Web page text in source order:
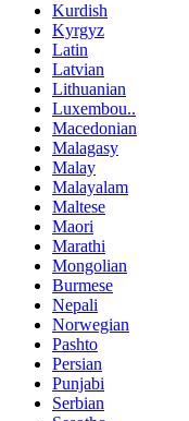
Kurdish
Kyrgyz
Latin
Latvian
Lithuanian
Luxembou..
Macedonian
Malagasy
Malay
Malayalam
Maltese
Maori
Marathi
Mongolian
Burmese
Nepali
Norwegian
Pashto
Persian
Punjabi
Serbian